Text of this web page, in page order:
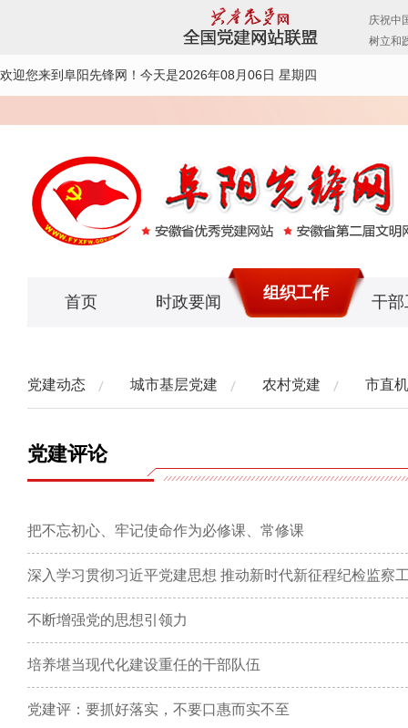
欢迎您来到阜阳先锋网！ 今天是2026年08月06日 星期四
首页 时政要闻 组织工作 干部
党建动态 城市基层党建 农村党建 市直
党建评论
把不忘初心、牢记使命作为必修课、常修课
深入学习贯彻习近平党建思想 推动新时代新征程纪检监察
不断增强党的思想引领力
培养堪当现代化建设重任的干部队伍
党建评：要抓好落实，不要口惠而实不至